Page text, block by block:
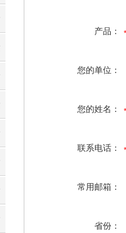
产品：
您的单位：
您的姓名：
联系电话：
常用邮箱：
省份：